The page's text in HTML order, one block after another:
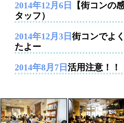
2014年12月6日
【街コンの
タッフ）
2014年12月3日 街コンでよ
たよー
2014年8月7日 活用注意！！